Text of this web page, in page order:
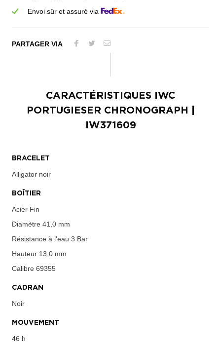
Envoi sûr et assuré via
PARTAGER VIA
CARACTÉRISTIQUES
IWC
PORTUGIESER CHRONOGRAPH
IW371609
BRACELET
Alligator noir
BOÎTIER
Acier Fin
Diamètre 41,0 mm
Résistance à l'eau 3 Bar
Hauteur 13,0 mm
Calibre 69355
CADRAN
Noir
MOUVEMENT
46 h